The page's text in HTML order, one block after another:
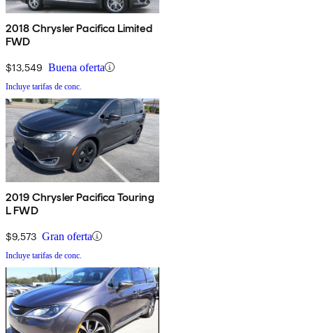
2018 Chrysler Pacifica Limited
FWD
$13,549 Buena oferta
Incluye tarifas de conc.
2019 Chrysler Pacifica Touring
L FWD
$9,573 Gran oferta
Incluye tarifas de conc.